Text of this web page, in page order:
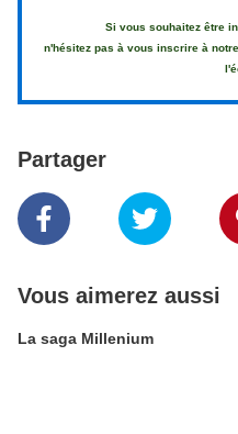
Si vous souhaitez être
n'hésitez pas à vous inscrire à
Partager
Vous aimerez aussi
La saga Millenium